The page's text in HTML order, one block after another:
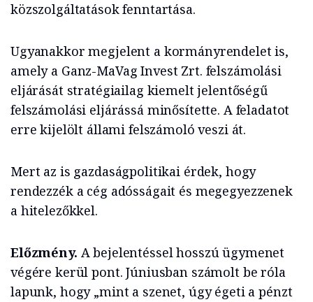
közszolgáltatások fenntartása.
Ugyanakkor megjelent a kormányrendelet is,
amely a Ganz-MaVag Invest Zrt. felszámolási
eljárását stratégiailag kiemelt jelentőségű
felszámolási eljárássá minősítette. A feladatot
erre kijelölt állami felszámoló veszi át.
Mert az is gazdaságpolitikai érdek, hogy
rendezzék a cég adósságait és megegyezzenek
a hitelezőkkel.
Előzmény. A bejelentéssel hosszú ügymenet
végére kerül pont. Júniusban számolt be róla
lapunk, hogy „mint a szenet, úgy égeti a pénzt